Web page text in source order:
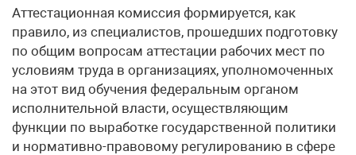
Аттестационная комиссия формируется, как
правило, из специалистов, прошедших подготовку
по общим вопросам аттестации рабочих мест по
условиям труда в организациях, уполномоченных
на этот вид обучения федеральным органом
исполнительной власти, осуществляющим
функции по выработке государственной политики
и нормативно-правовому регулированию в сфере